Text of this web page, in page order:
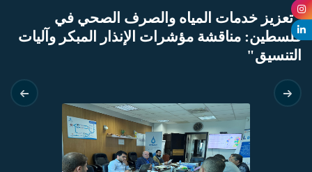
"تعزيز خدمات المياه والصرف الصحي في
فلسطين: مناقشة مؤشرات الإنذار المبكر وآليات
التنسيق"